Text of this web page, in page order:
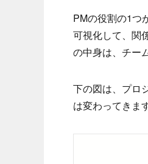
PMの役割の1つ
可視化して、関
の中身は、チー
下の図は、プロ
は変わってきま